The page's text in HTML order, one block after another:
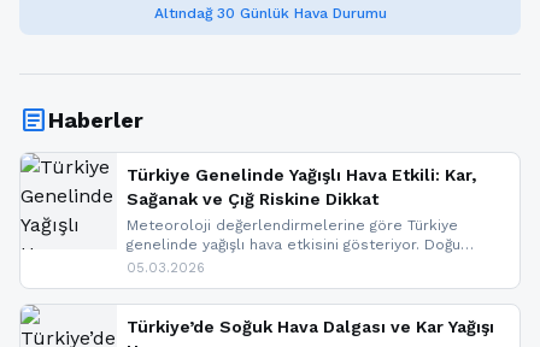
Altındağ 30 Günlük Hava Durumu
articleHaberler
Türkiye Genelinde Yağışlı Hava Etkili: Kar,
Sağanak ve Çığ Riskine Dikkat
Meteoroloji değerlendirmelerine göre Türkiye
genelinde yağışlı hava etkisini gösteriyor. Doğu
bölgelerinde kar yağışı beklenirken Marmara ve
ise çığ tehlikesi bulunuyor. İç kesimlerde sis ve pus
nedeniyle görüş mesafesinde azalma
yaşanabileceği belirtiliyor.
05.03.2026
Türkiye’de Soğuk Hava Dalgası ve Kar Yağışı